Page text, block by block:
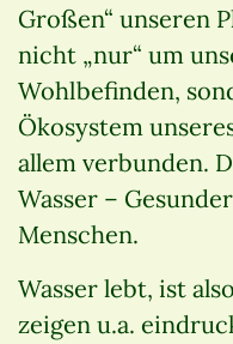
Großen“ unseren
nicht „nur“ um
Wohlbefinden,
Ökosystem
allem verbunden.
Wasser –
Menschen.
Wasser lebt, ist
zeigen u.a.